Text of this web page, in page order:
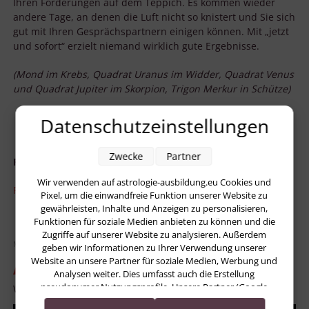
andere Tage, an denen die Luft nicht so knistert und Sie sich
gut mit Ihren Gesprächspartnern einigen können. Mit „jetzt
und sofort“ erzielt niemand wirklich gute Ergebnisse.
(Mond im Krebs, Quadrat Uranus im Widder, Quadrat Venus
und Quadrat Jupiter im Skorpion, Trigon Merkur in Schütze)
Published in Kalender-AstroLuna
Read more...
Mittwoch, 08 November 2017 00:01
AstroLuna – 8. November 2017
Written byHeidrun Funk – AstroPraxis
Datenschutzeinstellungen
Wir verwenden auf astrologie-ausbildung.eu Cookies und
Pixel, um die einwandfreie Funktion unserer Website zu
gewährleisten, Inhalte und Anzeigen zu personalisieren,
Funktionen für soziale Medien anbieten zu können und die
Zugriffe auf unserer Website zu analysieren. Außerdem
geben wir Informationen zu Ihrer Verwendung unserer
Website an unsere Partner für soziale Medien, Werbung und
Analysen weiter. Dies umfasst auch die Erstellung
pseudonymer Nutzungsprofile. Unsere Partner (Google
Advertising Products) führen diese Informationen
Zwecke Partner